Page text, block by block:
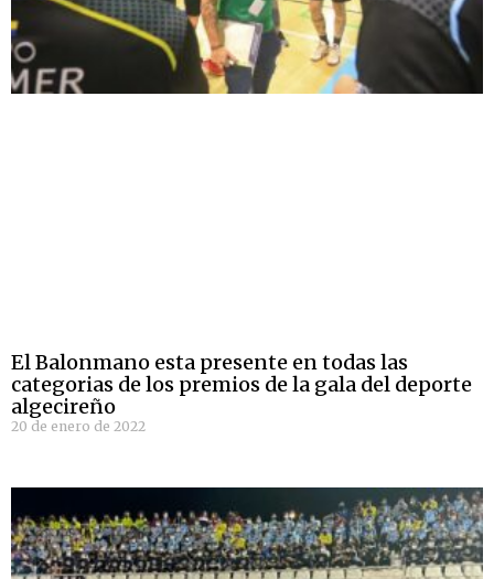
El Balonmano esta presente en todas las
categorias de los premios de la gala del deporte
algecireño
20 de enero de 2022